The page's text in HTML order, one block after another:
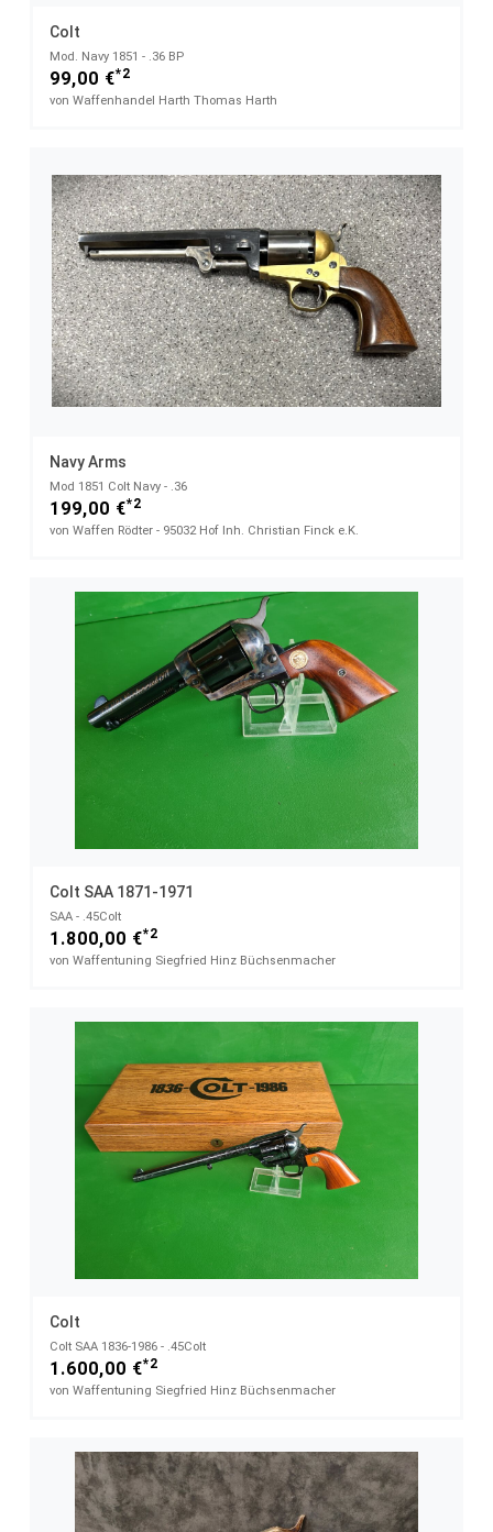
Colt
Mod. Navy 1851 - .36 BP
99,00 €*2
von Waffenhandel Harth Thomas Harth
Navy Arms
Mod 1851 Colt Navy - .36
199,00 €*2
von Waffen Rödter - 95032 Hof Inh. Christian Finck e.K.
Colt SAA 1871-1971
SAA - .45Colt
1.800,00 €*2
von Waffentuning Siegfried Hinz Büchsenmacher
Colt
Colt SAA 1836-1986 - .45Colt
1.600,00 €*2
von Waffentuning Siegfried Hinz Büchsenmacher